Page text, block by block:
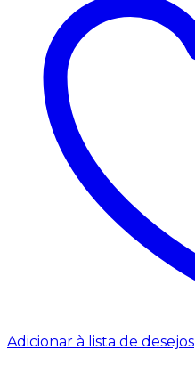
Adicionar à lista de desejos